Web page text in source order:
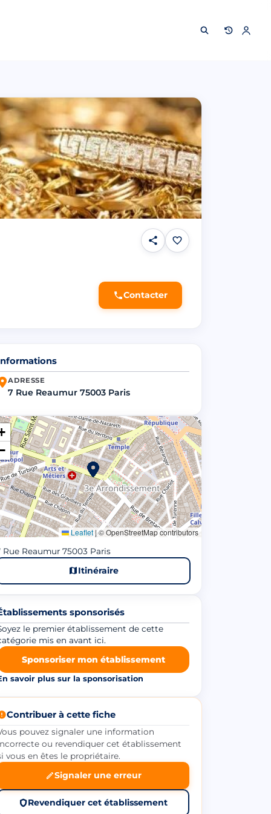
Contacter
ADRESSE
7 Rue Reaumur 75003 Paris
Leaflet |© OpenStreetMap contributors
Rue Reaumur 75003 Paris
Itinéraire
sponsorisés
le premier établissement de cette
mis en avant ici.
Sponsoriser mon établissement
savoir plus sur la sponsorisation
Contribuer à cette fiche
pouvez signaler une information
ou revendiquer cet établissement
vous en êtes le propriétaire.
Signaler une erreur
Revendiquer cet établissement